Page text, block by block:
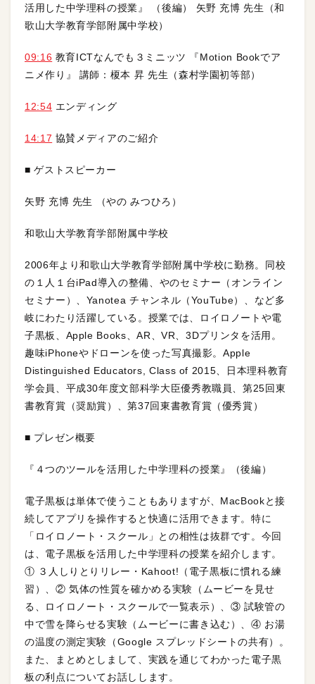
活用した中学理科の授業』 （後編） 矢野 充博 先生（和
歌山大学教育学部附属中学校）
09:16 教育ICTなんでも３ミニッツ 『Motion Bookでア
ニメ作り』 講師：榎本 昇 先生（森村学園初等部）
12:54 エンディング
14:17 協賛メディアのご紹介
■ ゲストスピーカー
矢野 充博 先生 （やの みつひろ）
和歌山大学教育学部附属中学校
2006年より和歌山大学教育学部附属中学校に勤務。同校
の１人１台iPad導入の整備、やのセミナー（オンライン
セミナー）、Yanotea チャンネル（YouTube）、など多
岐にわたり活躍している。授業では、ロイロノートや電
子黒板、Apple Books、AR、VR、3Dプリンタを活用。
趣味iPhoneやドローンを使った写真撮影。Apple
Distinguished Educators, Class of 2015、日本理科教育
学会員、平成30年度文部科学大臣優秀教職員、第25回東
書教育賞（奨励賞）、第37回東書教育賞（優秀賞）
■ プレゼン概要
『４つのツールを活用した中学理科の授業』（後編）
電子黒板は単体で使うこともありますが、MacBookと接
続してアプリを操作すると快適に活用できます。特に
「ロイロノート・スクール」との相性は抜群です。今回
は、電子黒板を活用した中学理科の授業を紹介します。
① ３人しりとりリレー・Kahoot!（電子黒板に慣れる練
習）、② 気体の性質を確かめる実験（ムービーを見せ
る、ロイロノート・スクールで一覧表示）、③ 試験管の
中で雪を降らせる実験（ムービーに書き込む）、④ お湯
の温度の測定実験（Google スプレッドシートの共有）。
また、まとめとしまして、実践を通じてわかった電子黒
板の利点についてお話しします。